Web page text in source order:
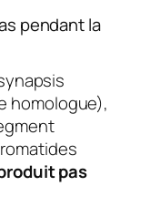
pendant la
homologue),
pas